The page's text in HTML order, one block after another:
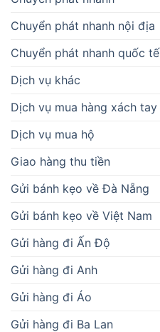
Chuyển phát nhanh nội địa
Chuyển phát nhanh quốc tế
Dịch vụ khác
Dịch vụ mua hàng xách tay
Dịch vụ mua hộ
Giao hàng thu tiền
Gửi bánh kẹo về Đà Nẵng
Gửi bánh kẹo về Việt Nam
Gửi hàng đi Ấn Độ
Gửi hàng đi Anh
Gửi hàng đi Áo
Gửi hàng đi Ba Lan